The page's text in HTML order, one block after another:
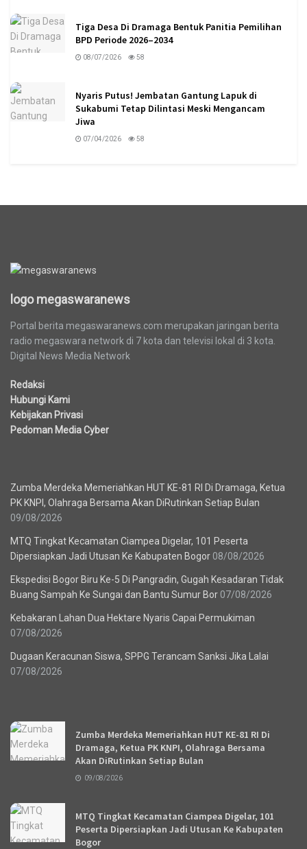
Tiga Desa Di Dramaga Bentuk Panitia Pemilihan
BPD Periode 2026–2034
08/07/2026 58
Nyaris Putus! Jembatan Gantung Lapuk di
Sukabumi Tetap Dilintasi Meski Mengancam
Jiwa
07/04/2026 58
logo megaswaranews
Portal berita megaswaranews.com merupakan jaringan berita
radio megaswara network di 7 kota dan televisi lokal di 3 kota.
Digital News Media Network
Redaksi
Hubungi Kami
Kebijakan Privasi
Pedoman Media Cyber
Zumba Merdeka Memeriahkan HUT KE-81 RI Di Dramaga, Ketua
PK KNPI, Olahraga Bersama Akan DiRutinkan Setiap Bulan
09/08/2026
MTQ Tingkat Kecamatan Ciampea Digelar, 101 Peserta
Dipersiapkan Jadi Utusan Ke Kabupaten Bogor 08/08/2026
Ekspedisi Bogor Biru Ke-5 Di Pangradin, Gugah Kesadaran Tidak
Buang Sampah Ke Sungai dan Bantu Sumur Bor 07/08/2026
Kebakaran Lahan Dua Hektare Nyaris Capai Permukiman
07/08/2026
Dugaan Keracunan Siswa, SPPG Terancam Sanksi Jika Lalai
07/08/2026
Zumba Merdeka Memeriahkan HUT KE-81 RI Di
Dramaga, Ketua PK KNPI, Olahraga Bersama
Akan DiRutinkan Setiap Bulan
09/08/2026
MTQ Tingkat Kecamatan Ciampea Digelar, 101
Peserta Dipersiapkan Jadi Utusan Ke Kabupaten
Bogor